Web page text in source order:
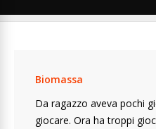
Biomassa
Da ragazzo aveva pochi
giocare. Ora ha troppi